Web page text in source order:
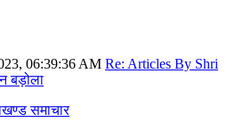
06:39:36 AM Re: Articles By Shri
बड़ोला
समाचार